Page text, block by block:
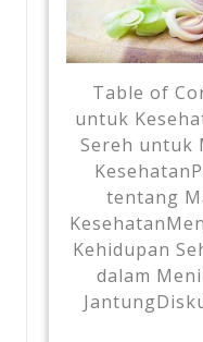
Table of
untuk
Sereh untuk
tentang
Kehidupan
dalam